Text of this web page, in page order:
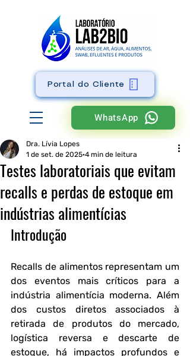
WhatsApp
Portal do Cliente
Testes laboratoriais que evitam
recalls e perdas de estoque em
indústrias alimentícias
Dra. Lívia Lopes
1 de set. de 2025 4 min de leitura
Introdução
Recalls de alimentos representam um
dos eventos mais críticos para a
indústria alimentícia moderna. Além
dos custos diretos associados à
retirada de produtos do mercado,
logística reversa e descarte de
estoque, há impactos profundos e